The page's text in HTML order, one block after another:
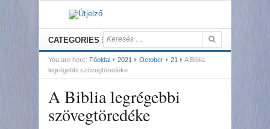
CATEGORIES
You are here: Főoldal 2021 October 21
A Biblia
legrégebbi szövegtöredéke
A Biblia legrégebbi
szövegtöredéke